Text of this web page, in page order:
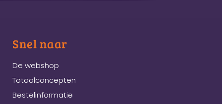
Snel naar
De webshop
Totaalconcepten
Bestelinformatie